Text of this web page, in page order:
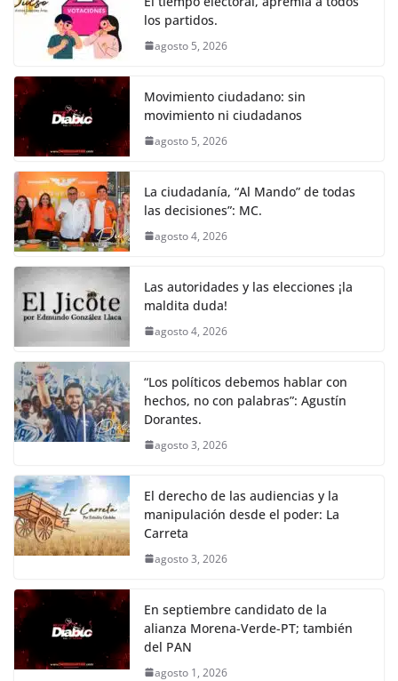
k
los partidos.
agosto 5, 2026
Movimiento ciudadano: sin
movimiento ni ciudadanos
agosto 5, 2026
La ciudadanía, “Al Mando” de todas
las decisiones”: MC.
agosto 4, 2026
Las autoridades y las elecciones ¡la
maldita duda!
agosto 4, 2026
“Los políticos debemos hablar con
hechos, no con palabras”: Agustín
Dorantes.
agosto 3, 2026
El derecho de las audiencias y la
manipulación desde el poder: La
Carreta
agosto 3, 2026
En septiembre candidato de la
alianza Morena-Verde-PT; también
del PAN
agosto 1, 2026